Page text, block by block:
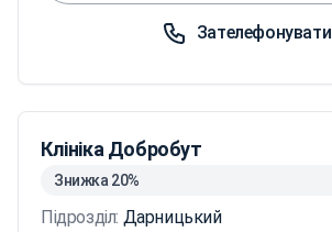
Зателефонувати
Клініка Добробут
Знижка 20%
Підрозділ: Дарницький